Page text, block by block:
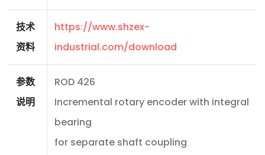
技术
资料
https://www.shzex-
industrial.com/download
参数
说明
ROD 426
Incremental rotary encoder with integral
bearing
for separate shaft coupling